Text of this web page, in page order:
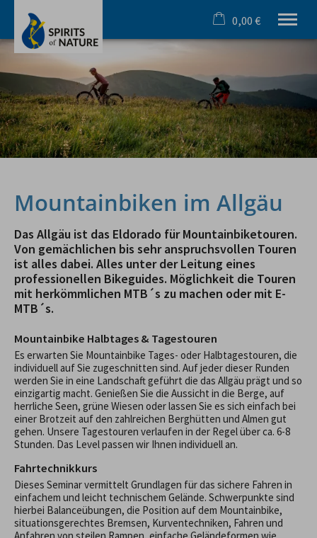
Ihr Outdoorspezialist im Allgäu
Sommer
Winter
Team & Incentive
Schule & Azubi
Online Buchung
Infos
Tel. 08321 619 465
0,00 €
Warenkorb ist leer
Mountainbiken im Allgäu
Das Allgäu ist das Eldorado für Mountainbiketouren.
Von gemächlichen bis sehr anspruchsvollen Touren
ist alles dabei. Alles unter der Leitung eines
professionellen Bikeguides. Möglichkeit die Touren
mit herkömmlichen MTB´s zu machen oder mit E-
MTB´s.
Mountainbike Halbtages & Tagestouren
Es erwarten Sie Mountainbike Tages- oder Halbtagestouren, die
individuell auf Sie zugeschnitten sind. Auf jeder dieser Runden
werden Sie in eine Landschaft geführt die das Allgäu prägt und so
einzigartig macht. Genießen Sie die Aussicht in die Berge, auf
herrliche Seen, grüne Wiesen oder lassen Sie es sich einfach bei
einer Brotzeit auf den zahlreichen Berghütten und Almen gut
gehen. Unsere Tagestouren verlaufen in der Regel über ca. 6-8
Stunden. Das Level passen wir Ihnen individuell an.
Fahrtechnikkurs
Dieses Seminar vermittelt Grundlagen für das sichere Fahren in
einfachem und leicht technischem Gelände. Schwerpunkte sind
hierbei Balanceübungen, die Position auf dem Mountainbike,
situationsgerechtes Bremsen, Kurventechniken, Fahren und
Anfahren von steilen Rampen, einfache Geländeformen wie